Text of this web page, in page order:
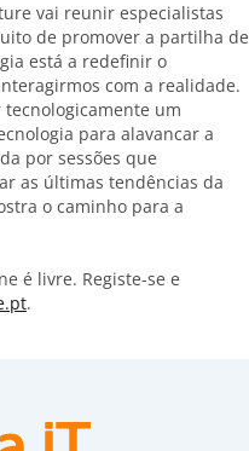
vai reunir especialistas
de promover a partilha de
está a redefinir o
com a realidade.
um
para alavancar a
por sessões que
as últimas tendências da
o caminho para a
é livre. Registe-se e
.